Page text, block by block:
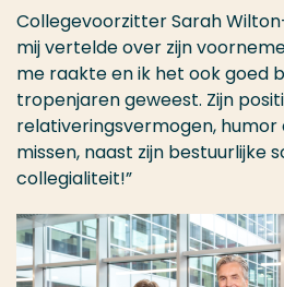
Collegevoorzitter Sarah
mij vertelde over zijn
me raakte en ik het ook goed
tropenjaren geweest. Zijn
relativeringsvermogen, humor
missen, naast zijn bestuurlijke
collegialiteit!”